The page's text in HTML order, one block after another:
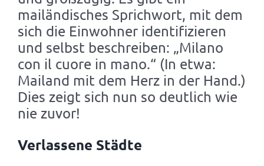
mailändisches Sprichwort, mit dem
sich die Einwohner identifizieren
und selbst beschreiben: „Milano
con il cuore in mano.“ (In etwa:
Mailand mit dem Herz in der Hand.)
Dies zeigt sich nun so deutlich wie
nie zuvor!
Verlassene Städte